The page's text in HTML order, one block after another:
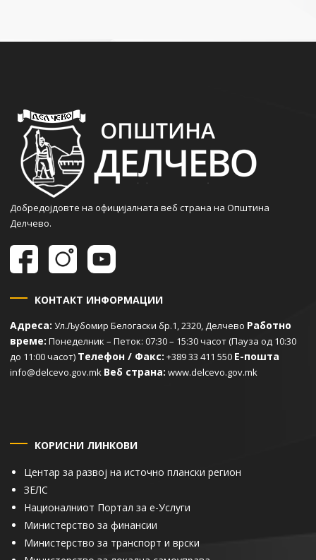
Добредојдовте на официјалната веб страна на Општина
Делчево.
КОНТАКТ ИНФОРМАЦИИ
Адреса: Ул.Љубомир Белогаски бр.1, 2320, Делчево Работно
време: Понеделник – Петок: 07:30 – 15:30 часот (Пауза од 10:30
до 11:00 часот) Телефон / Факс: +389 33 411 550 Е-пошта
info@delcevo.gov.mk Веб страна: www.delcevo.gov.mk
КОРИСНИ ЛИНКОВИ
Центар за развој на источно плански регион
ЗЕЛС
Националниот Портал за е-Услуги
Министерство за финансии
Министерство за транспорт и врски